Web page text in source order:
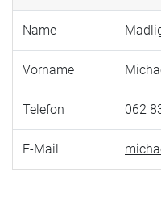
Name
Vorname
Telefon 062
E-Mail